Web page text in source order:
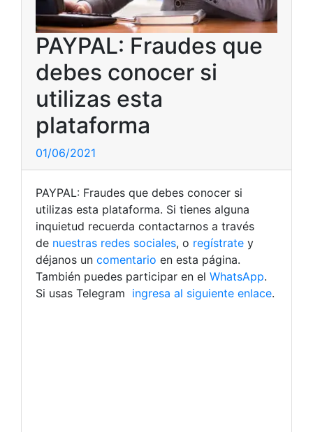
PAYPAL: Fraudes que
debes conocer si
utilizas esta
plataforma
01/06/2021
PAYPAL: Fraudes que debes conocer si
utilizas esta plataforma. Si tienes alguna
inquietud recuerda contactarnos a través
de nuestras redes sociales, o regístrate y
déjanos un comentario en esta página.
También puedes participar en el WhatsApp.
Si usas Telegram ingresa al siguiente enlace.